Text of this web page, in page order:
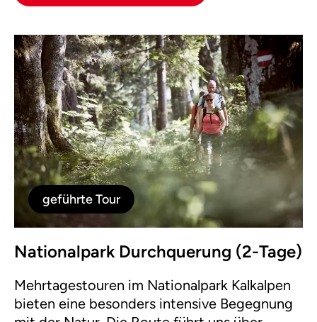
geführte Tour
Nationalpark Durchquerung (2-Tage)
Mehrtagestouren im Nationalpark Kalkalpen
bieten eine besonders intensive Begegnung